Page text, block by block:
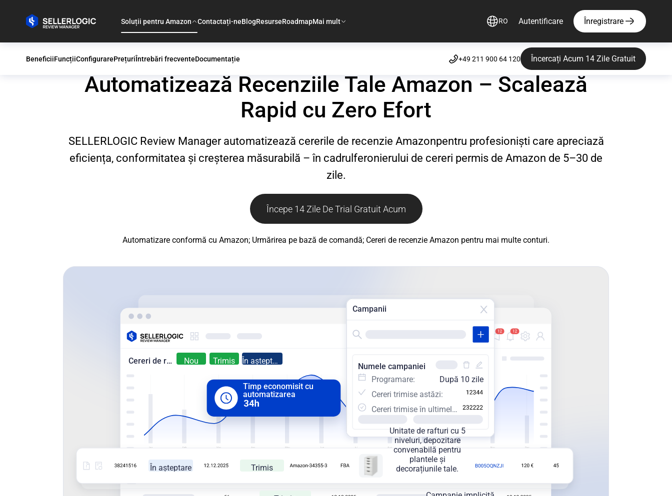
Soluții pentru Amazon Contactați-neBlogResurseRoadmapMai mult RO Autentificare Înregistrare
BeneficiiFuncțiiConfigurarePrețuriÎntrebări frecventeDocumentație +49 211 900 64 120 Încercați Acum 14 Zile Gratuit
Automatizează Recenziile Tale Amazon – Scalează
Rapid cu Zero Efort
SELLERLOGIC Review Manager automatizează cererile de recenzie Amazonpentru profesioniști care apreciază
eficiența, conformitatea și creșterea măsurabilă – în cadrulferonierului de cereri permis de Amazon de 5–30 de
zile.
Începe 14 Zile De Trial Gratuit Acum
Automatizare conformă cu Amazon; Urmărirea pe bază de comandă; Cereri de recenzie Amazon pentru mai multe conturi.
Cereri de recenzie
Campanii
Numele campaniei
Programare:
După 10 zile
Cereri trimise astăzi:
Cereri trimise în ultimele 30 de zile:
Timp economisit cu
automatizarea
Unitate de rafturi cu 5
niveluri, depozitare
convenabilă pentru
plantele și
decorațiunile tale.
Nou Trimis În așteptare
În așteptare Trimis